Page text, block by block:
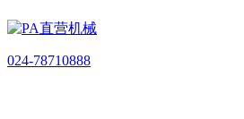
024-78710888